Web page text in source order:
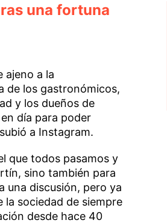
una fortuna
ajeno a la
de los gastronómicos,
y los dueños de
día para poder
a Instagram.
que todos pasamos y
sino también para
una discusión, pero ya
sociedad de siempre
desde hace 40